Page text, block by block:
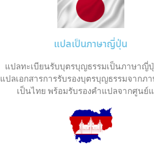
แปลเป็นภาษาญี่ปุ่น
แปลทะเบียนรับบุตรบุญธรรมเป็นภาษาญี่
แปลเอกสารการรับรองบุตรบุญธรรมจากภ
เป็นไทย พร้อมรับรองคำแปลจากศูนย์